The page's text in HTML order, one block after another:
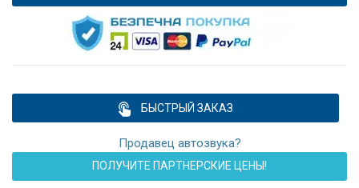
БЫСТРЫЙ ЗАКАЗ
Продавец автозвука?
ПОЛУЧИТЕ ПАРТНЕРСКИЕ ЦЕНЫ!